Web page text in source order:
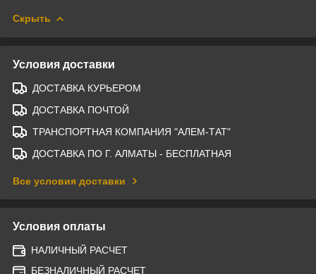
Скрыть
Условия доставки
ДОСТАВКА КУРЬЕРОМ
ДОСТАВКА ПОЧТОЙ
ТРАНСПОРТНАЯ КОМПАНИЯ "АЛЕМ-ТАТ"
ДОСТАВКА ПО Г. АЛМАТЫ - БЕСПЛАТНАЯ
Все условия доставки
Условия оплаты
НАЛИЧНЫЙ РАСЧЕТ
БЕЗНАЛИЧНЫЙ РАСЧЕТ